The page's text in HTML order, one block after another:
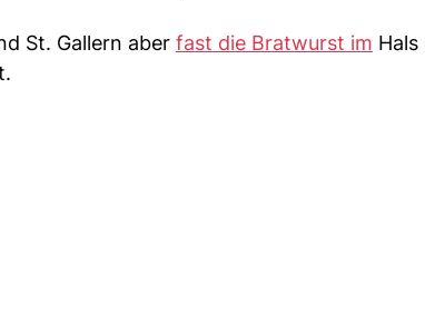
St. Gallern aber fast die Bratwurst im